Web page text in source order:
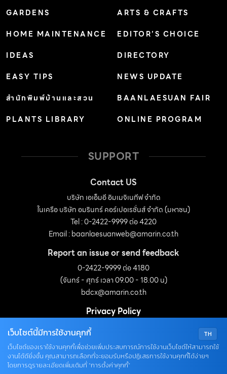
GARDENS
HOME MAINTENANCE
IDEAS
EASY TIPS
สำนักพิมพ์บ้านและสวน
PLANTS LIBRARY
ARTS & CRAFTS
EDITOR’S CHOICE
DIRECTORY
NEWS UPDATE
BAANLAESUAN FAIR
ONLINE PROGRAM
SUPPORT
Contact US
บริษัท เอเอ็มอี อิมเมจิเนทีฟ จำกัด
ในเครือ บริษัท อมรินทร์ คอร์เปอเรชั่นส์ จำกัด (มหาชน)
Tel : 0-2422-9999 ต่อ 4220
Email :baanlaesuanweb@amarin.co.th
Report an issue or send feedback
0-2422-9999 ต่อ 4180
(จันทร์ - ศุกร์ เวลา 09.00 - 18.00 น)
bdcx@amarin.co.th
Privacy Policy
OUR SOCIALS
TH
เว็บไซต์นี้มีการใช้งานคุกกี้
เว็บไซต์ของเราใช้งานคุกกี้เพื่อช่วยเพิ่มประสบการณ์การใช้งานเว็บไซต์ให้สามารถใช้
งานได้ดียิ่งขึ้น คุณสามารถเลือกที่จะยอมรับหรือปฏิเสธการใช้งานคุกกี้ได้ง่ายๆ
โดยการดูรายละเอียดเพิ่มเติมที่ “การตั้งค่าคุกกี้”